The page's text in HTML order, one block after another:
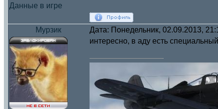
Данные в игре
Мурзик Дата: Понедельник, 02.09.2013,
интересно, в аду есть